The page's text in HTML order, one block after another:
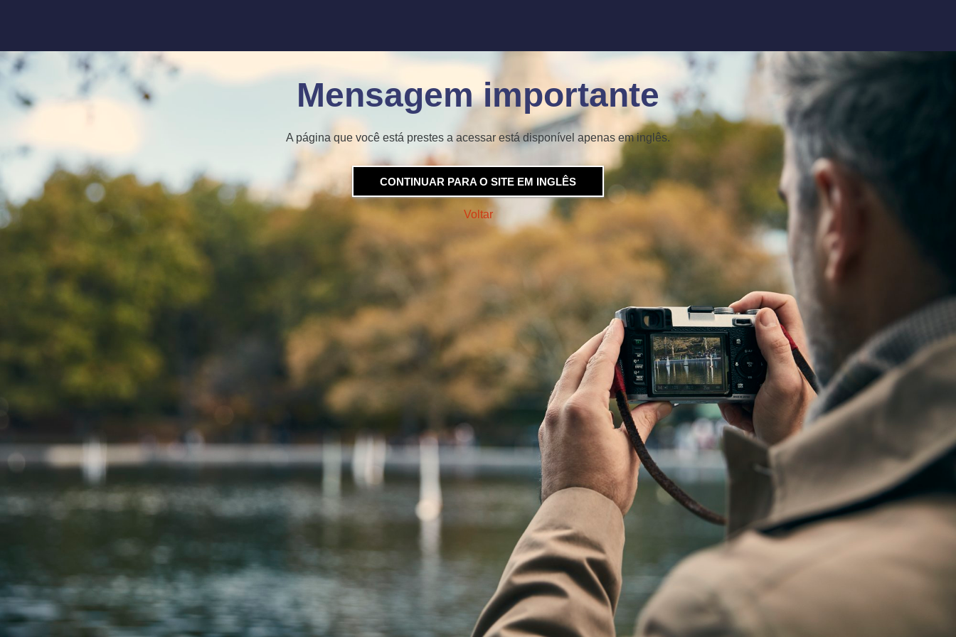
Mensagem importante
A página que você está prestes a acessar está disponível apenas em inglês.
CONTINUAR PARA O SITE EM INGLÊS
Voltar